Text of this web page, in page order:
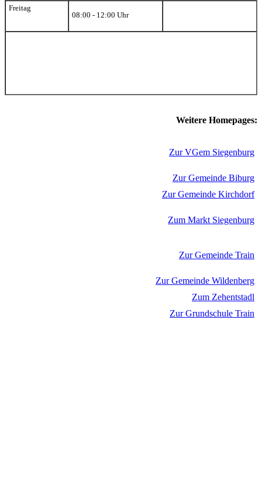
Freitag
08:00 - 12:00 Uhr
Weitere Homepages:
Zur VGem Siegenburg
Zur Gemeinde Biburg
Zur Gemeinde Kirchdorf
Zum Markt Siegenburg
Zur Gemeinde Train
Zur Gemeinde Wildenberg
Zum Zehentstadl
Zur Grundschule Train